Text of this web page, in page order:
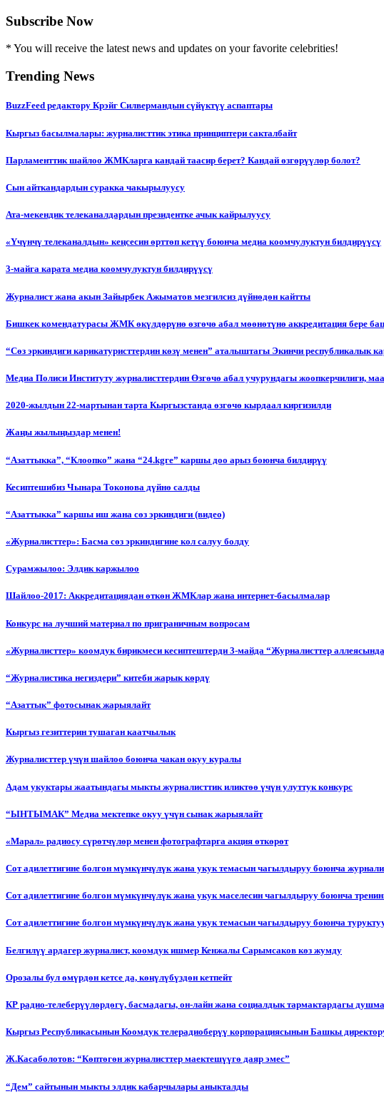
Subscribe Now
* You will receive the latest news and updates on your favorite celebrities!
Trending News
BuzzFeed редактору Крэйг Силвермандын сүйүктүү аспаптары
Кыргыз басылмалары: журналисттик этика принциптери сакталбайт
Парламенттик шайлоо ЖМКларга кандай таасир берет? Кандай өзгөрүүлөр болот?
Сын айткандардын суракка чакырылуусу
Ата-мекендик телеканалдардын президентке ачык кайрылуусу
«Үчүнчү телеканалдын» кеңсесин өрттөп кетүү боюнча медиа коомчулуктун билдирүүсү
3-майга карата медиа коомчулуктун билдирүүсү
Журналист жана акын Зайырбек Ажыматов мезгилсиз дүйнөдөн кайтты
Бишкек комендатурасы ЖМК өкүлдөрүнө өзгөчө абал мөөнөтүнө аккредитация бере
“Сөз эркиндиги карикатуристтердин көзү менен” аталыштагы Экинчи республикалык
Медиа Полиси Институту журналисттердин Өзгөчө абал учурундагы жоопкерчилиги,
2020-жылдын 22-мартынан тарта Кыргызстанда өзгөчө кырдаал киргизилди
Жаңы жылыңыздар менен!
“Азаттыкка”, “Клоопко” жана “24.kgге” каршы доо арыз боюнча билдирүү
Кесиптешибиз Чынара Токонова дүйнө салды
“Азаттыкка” каршы иш жана сөз эркиндиги (видео)
«Журналисттер»: Басма сөз эркиндигине кол салуу болду
Сурамжылоо: Элдик каржылоо
Шайлоо-2017: Аккредитациядан өткөн ЖМКлар жана интернет-басылмалар
Конкурс на лучший материал по приграничным вопросам
«Журналисттер» коомдук бирикмеси кесиптештерди 3-майда “Журналисттер
“Журналистика негиздери” китеби жарык көрдү
“Азаттык” фотосынак жарыялайт
Кыргыз гезиттерин тушаган каатчылык
Журналисттер үчүн шайлоо боюнча чакан окуу куралы
Адам укуктары жаатындагы мыкты журналисттик иликтөө үчүн улуттук конкурс
“ЫНТЫМАК” Медиа мектепке окуу үчүн сынак жарыялайт
«Марал» радиосу сүрөтчүлөр менен фотографтарга акция өткөрөт
Сот адилеттигине болгон мүмкүнчүлүк жана укук темасын чагылдыруу боюнча
Сот адилеттигине болгон мүмкүнчүлүк жана укук маселесин чагылдыруу боюнча
Сот адилеттигине болгон мүмкүнчүлүк жана укук темасын чагылдыруу боюнча
Белгилүү ардагер журналист, коомдук ишмер Кенжалы Сарымсаков көз жумду
Орозалы бул өмүрдөн кетсе да, көңүлүбүздөн кетпейт
КР радио-телеберүүлөрдөгү, басмадагы, он-лайн жана социалдык тармактардагы
Кыргыз Республикасынын Коомдук телерадиоберүү корпорациясынын Башкы
Ж.Касаболотов: “Көптөгөн журналисттер маектешүүгө даяр эмес”
“Дем” сайтынын мыкты элдик кабарчылары аныкталды